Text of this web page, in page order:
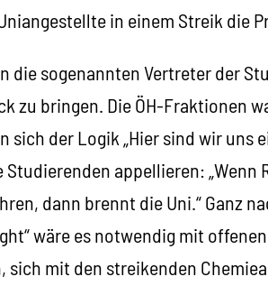
in einem Streik die
die sogenannten Vertreter der
zu bringen. Die ÖH-Fraktionen
sich der Logik „Hier sind wir uns
Studierenden appellieren: „Wenn
dann brennt die Uni.“ Ganz
wäre es notwendig mit
sich mit den streikenden